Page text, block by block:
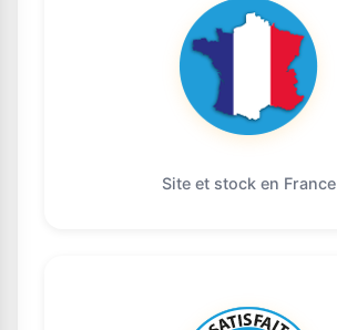
Site et stock en France